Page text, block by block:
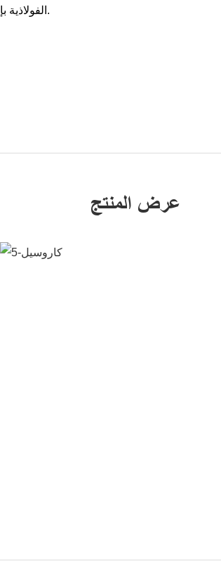
الفولاذية بإحكام، ويمكن تعديلها وفقًا لمتطلباتكم الخاصة لضمان شحن سلس.
عرض المنتج